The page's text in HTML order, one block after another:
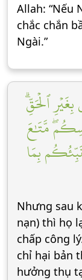
Allah: “Nếu
chắc chắn
Ngài.”
بِغَيۡرِ ٱلۡحَقِّۗ
مَّتَٰعَ
بِمَا
Nhưng sau
nạn) thì họ
chấp công
chỉ hại bản
hưởng thụ